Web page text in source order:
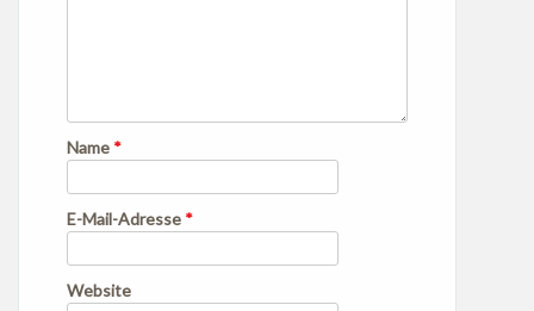
Name *
E-Mail-Adresse *
Website